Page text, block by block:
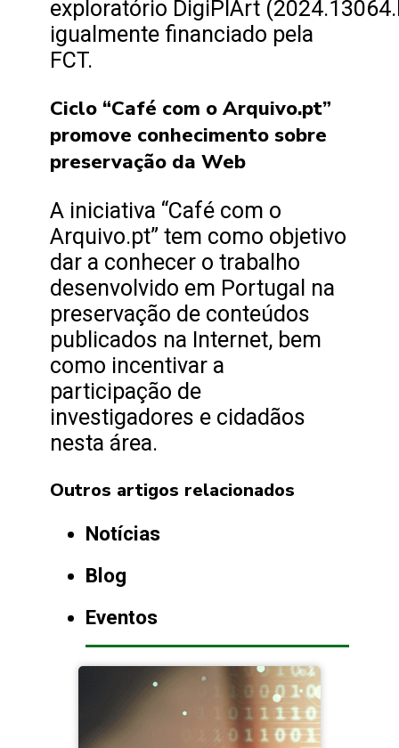
exploratório DigiPlArt
igualmente financiado pela
FCT.
Ciclo “Café com o Arquivo.pt”
promove conhecimento sobre
preservação da Web
A iniciativa “Café com o
Arquivo.pt” tem como objetivo
dar a conhecer o trabalho
desenvolvido em Portugal na
preservação de conteúdos
publicados na Internet, bem
como incentivar a
participação de
investigadores e cidadãos
nesta área.
Outros artigos relacionados
Notícias
Blog
Eventos